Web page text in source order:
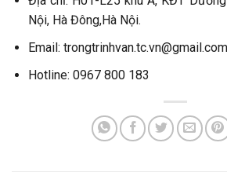
Nội, Hà Đông,Hà Nội.
Email: trongtrinhvan.tc.vn@gmail.com
Hotline: 0967 800 183